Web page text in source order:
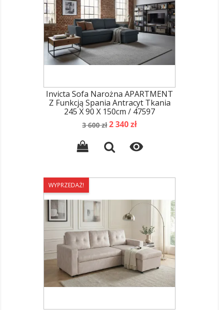
Invicta Sofa Narożna APARTMENT
Z Funkcją Spania Antracyt Tkania
245 X 90 X 150cm / 47597
Cena
3 600 zł Cena
2 340 zł

WYPRZEDAŻ!